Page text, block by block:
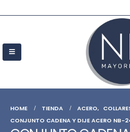
HOME TIENDA ACERO,
CONJUNTO CADENA Y DIJE ACERO NB-